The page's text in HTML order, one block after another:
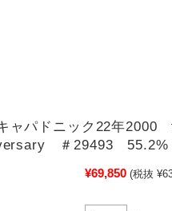
ャパドニック22年2000
＃29493
¥69,850 (税抜